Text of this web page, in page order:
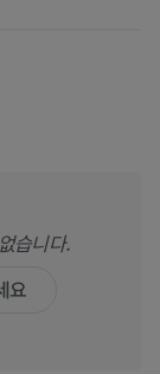
습니다.
요